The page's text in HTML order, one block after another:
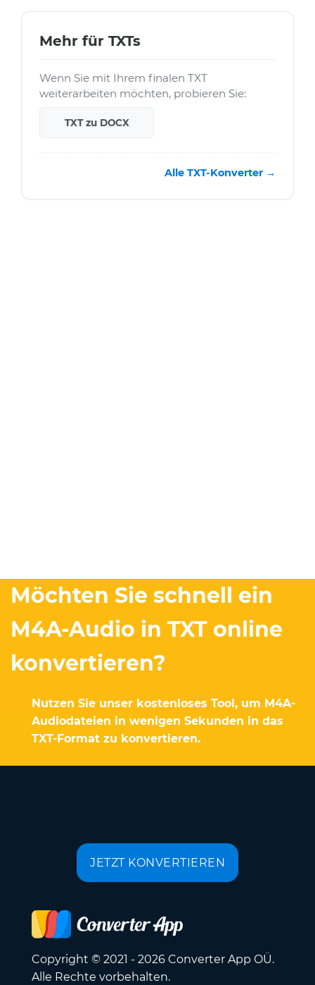
Mehr für TXTs
Wenn Sie mit Ihrem finalen TXT
weiterarbeiten möchten, probieren Sie:
TXT zu DOCX
Alle TXT-Konverter →
Möchten Sie schnell ein
M4A-Audio in TXT online
konvertieren?
Nutzen Sie unser kostenloses Tool, um M4A-
Audiodateien in wenigen Sekunden in das
TXT-Format zu konvertieren.
JETZT KONVERTIEREN
Copyright © 2021 - 2026 Converter App OÜ.
Alle Rechte vorbehalten.